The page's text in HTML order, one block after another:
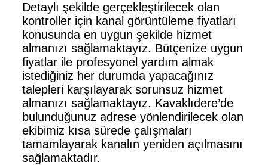
Detaylı şekilde gerçekleştirilecek olan
kontroller için kanal görüntüleme fiyatları
konusunda en uygun şekilde hizmet
almanızı sağlamaktayız. Bütçenize uygun
fiyatlar ile profesyonel yardım almak
istediğiniz her durumda yapacağınız
talepleri karşılayarak sorunsuz hizmet
almanızı sağlamaktayız. Kavaklıdere’de
bulunduğunuz adrese yönlendirilecek olan
ekibimiz kısa sürede çalışmaları
tamamlayarak kanalın yeniden açılmasını
sağlamaktadır.